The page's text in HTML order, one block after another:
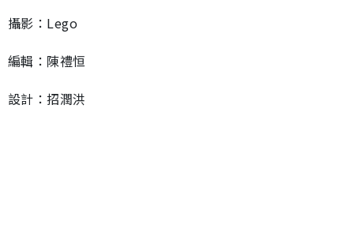
攝影：Lego
編輯：陳禮恒
設計：招潤洪